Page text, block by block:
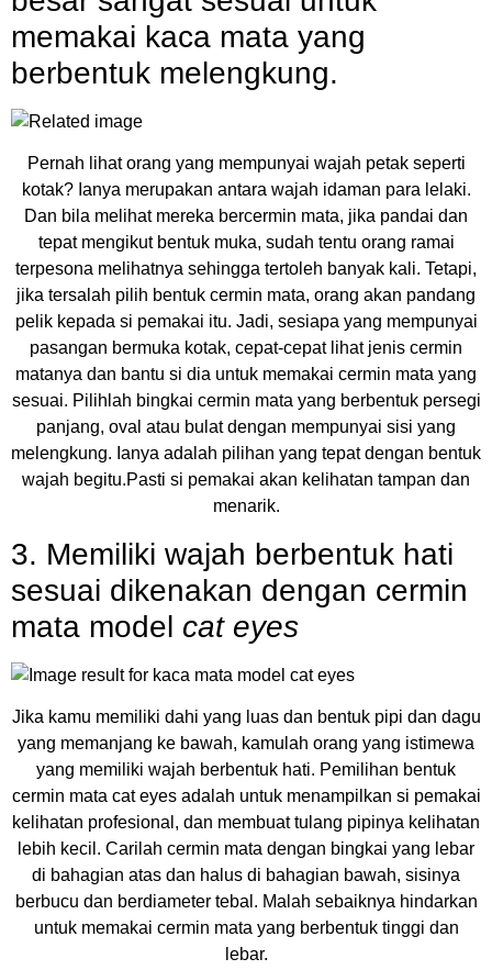
memakai kaca mata yang
berbentuk melengkung.
Pernah lihat orang yang mempunyai wajah petak seperti
kotak? Ianya merupakan antara wajah idaman para lelaki.
Dan bila melihat mereka bercermin mata, jika pandai dan
tepat mengikut bentuk muka, sudah tentu orang ramai
terpesona melihatnya sehingga tertoleh banyak kali. Tetapi,
jika tersalah pilih bentuk cermin mata, orang akan pandang
pelik kepada si pemakai itu. Jadi, sesiapa yang mempunyai
pasangan bermuka kotak, cepat-cepat lihat jenis cermin
matanya dan bantu si dia untuk memakai cermin mata yang
sesuai. Pilihlah bingkai cermin mata yang berbentuk persegi
panjang, oval atau bulat dengan mempunyai sisi yang
melengkung. Ianya adalah pilihan yang tepat dengan bentuk
wajah begitu.Pasti si pemakai akan kelihatan tampan dan
menarik.
3. Memiliki wajah berbentuk hati
sesuai dikenakan dengan cermin
mata model cat eyes
Jika kamu memiliki dahi yang luas dan bentuk pipi dan dagu
yang memanjang ke bawah, kamulah orang yang istimewa
yang memiliki wajah berbentuk hati. Pemilihan bentuk
cermin mata cat eyes adalah untuk menampilkan si pemakai
kelihatan profesional, dan membuat tulang pipinya kelihatan
lebih kecil. Carilah cermin mata dengan bingkai yang lebar
di bahagian atas dan halus di bahagian bawah, sisinya
berbucu dan berdiameter tebal. Malah sebaiknya hindarkan
untuk memakai cermin mata yang berbentuk tinggi dan
lebar.